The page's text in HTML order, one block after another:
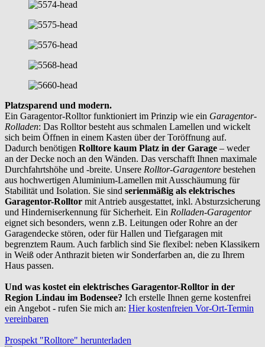
Platzsparend und modern.
Ein Garagentor-Rolltor funktioniert im Prinzip wie ein Garagentor-
Rolladen: Das Rolltor besteht aus schmalen Lamellen und wickelt
sich beim Öffnen in einem Kasten über der Toröffnung auf.
Dadurch benötigen Rolltore kaum Platz in der Garage – weder
an der Decke noch an den Wänden. Das verschafft Ihnen maximale
Durchfahrtshöhe und -breite. Unsere Rolltor-Garagentore bestehen
aus hochwertigen Aluminium-Lamellen mit Ausschäumung für
Stabilität und Isolation. Sie sind serienmäßig als elektrisches
Garagentor-Rolltor mit Antrieb ausgestattet, inkl. Absturzsicherung
und Hinderniserkennung für Sicherheit. Ein Rolladen-Garagentor
eignet sich besonders, wenn z.B. Leitungen oder Rohre an der
Garagendecke stören, oder für Hallen und Tiefgaragen mit
begrenztem Raum. Auch farblich sind Sie flexibel: neben Klassikern
in Weiß oder Anthrazit bieten wir Sonderfarben an, die zu Ihrem
Haus passen.
Und was kostet ein elektrisches Garagentor-Rolltor in der
Region Lindau im Bodensee? Ich erstelle Ihnen gerne kostenfrei
ein Angebot - rufen Sie mich an: Hier kostenfreien Vor-Ort-Termin
vereinbaren
Prospekt "Rolltore" herunterladen